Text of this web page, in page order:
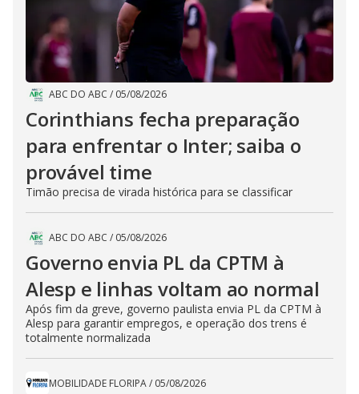
ABC DO ABC / 05/08/2026
Corinthians fecha preparação
para enfrentar o Inter; saiba o
provável time
Timão precisa de virada histórica para se classificar
ABC DO ABC / 05/08/2026
Governo envia PL da CPTM à
Alesp e linhas voltam ao normal
Após fim da greve, governo paulista envia PL da CPTM à
Alesp para garantir empregos, e operação dos trens é
totalmente normalizada
MOBILIDADE FLORIPA/ 05/08/2026